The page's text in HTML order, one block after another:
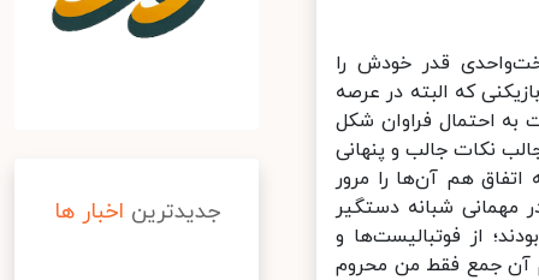
قدر خودش را
که البته در عرصه
احتمال فراوان شکل
نکات جالب و پنهانی
هم آن‌ها را مرور
شبانه دستگیر
از فوتبالیست‌ها و
آن جمع فقط من محروم
جدیدترین اخبار ها